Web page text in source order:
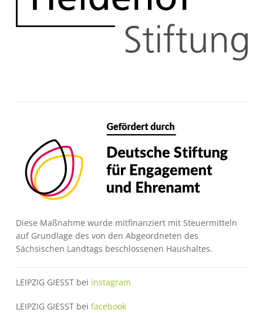
Diese Maßnahme wurde mitfinanziert mit Steuermitteln
auf Grundlage des von den Abgeordneten des
Sächsischen Landtags beschlossenen Haushaltes.
LEIPZIG GIESST bei instagram
LEIPZIG GIESST bei facebook